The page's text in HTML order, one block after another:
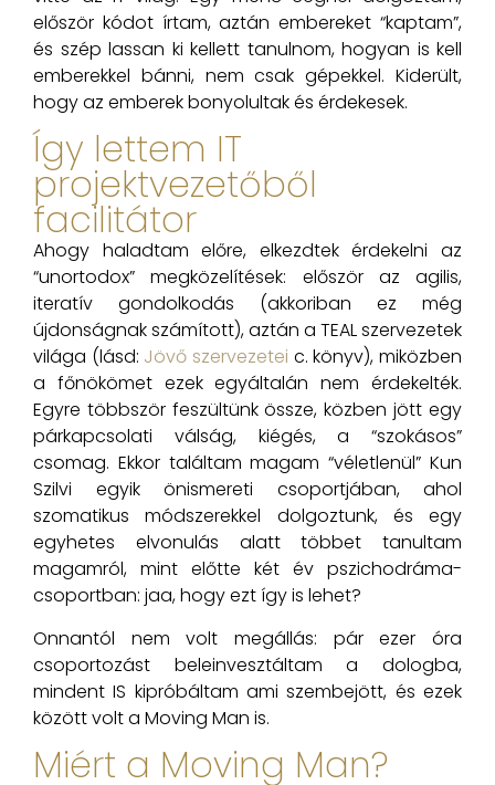
először kódot írtam, aztán embereket “kaptam”,
és szép lassan ki kellett tanulnom, hogyan is kell
emberekkel bánni, nem csak gépekkel. Kiderült,
hogy az emberek bonyolultak és érdekesek.
Így lettem IT
projektvezetőből
facilitátor​
Ahogy haladtam előre, elkezdtek érdekelni az
“unortodox” megközelítések: először az agilis,
iteratív gondolkodás (akkoriban ez még
újdonságnak számított), aztán a TEAL szervezetek
világa (lásd: Jövő szervezetei c. könyv), miközben
a főnökömet ezek egyáltalán nem érdekelték.
Egyre többször feszültünk össze, közben jött egy
párkapcsolati válság, kiégés, a “szokásos”
csomag. Ekkor találtam magam “véletlenül” Kun
Szilvi egyik önismereti csoportjában, ahol
szomatikus módszerekkel dolgoztunk, és egy
egyhetes elvonulás alatt többet tanultam
magamról, mint előtte két év pszichodráma-
csoportban: jaa, hogy ezt így is lehet?
Onnantól nem volt megállás: pár ezer óra
csoportozást beleinvesztáltam a dologba,
mindent IS kipróbáltam ami szembejött, és ezek
között volt a Moving Man is.
Miért a Moving Man?